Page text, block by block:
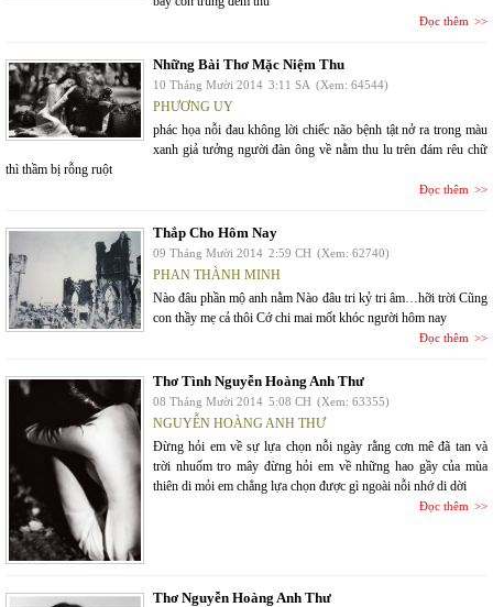
Đọc thêm
Những Bài Thơ Mặc Niệm Thu
10 Tháng Mười 2014 3:11 SA (Xem: 64544)
PHƯƠNG UY
phác họa nỗi đau không lời chiếc não bệnh tật nở ra trong màu
xanh giả tưởng người đàn ông về nằm thu lu trên đám rêu chữ
thì thầm bị rỗng ruột
Đọc thêm
Thắp Cho Hôm Nay
09 Tháng Mười 2014 2:59 CH (Xem: 62740)
PHAN THÀNH MINH
Nào đâu phần mộ anh nằm Nào đâu tri kỷ tri âm…hỡi trời Cũng
con thầy mẹ cả thôi Cớ chi mai mốt khóc người hôm nay
Đọc thêm
Thơ Tình Nguyễn Hoàng Anh Thư
08 Tháng Mười 2014 5:08 CH (Xem: 63355)
NGUYỄN HOÀNG ANH THƯ
Đừng hỏi em về sự lựa chọn nỗi ngày rằng cơn mê đã tan và
trời nhuốm tro mây đừng hỏi em về những hao gầy của mùa
thiên di mỏi em chẳng lựa chọn được gì ngoài nỗi nhớ di dời
Đọc thêm
Thơ Nguyễn Hoàng Anh Thư